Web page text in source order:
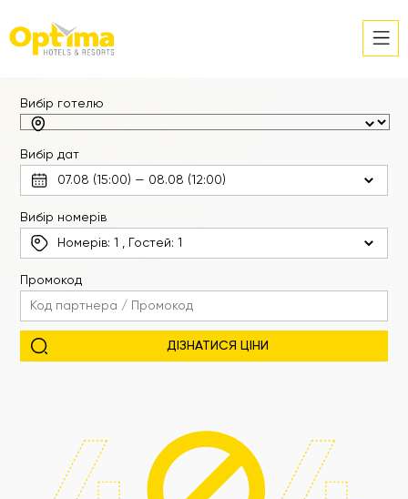
Вибір готелю
Вибір дат
Вибір номерів
Номерів:1 , Гостей: 1
Промокод